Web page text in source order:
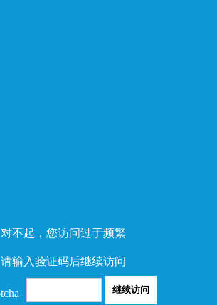
对不起，您访问过于频繁
请输入验证码后继续访问
继续访问